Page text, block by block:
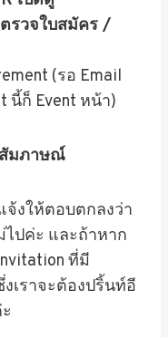
ตรวจใบสมัคร /
(รอ Email
นี้ก็ Event หน้า)
มภาษณ์
จ้งให้ตอบตกลงว่า
ไปค่ะ และถ้าหาก
ที่มี
เราจะต้องปริ้นท์อี